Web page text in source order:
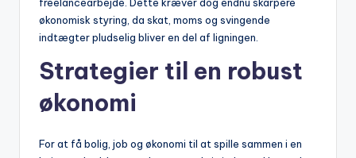
freelancearbejde. Dette kræver dog endnu skarpere
økonomisk styring, da skat, moms og svingende
indtægter pludselig bliver en del af ligningen.
Strategier til en robust
økonomi
For at få bolig, job og økonomi til at spille sammen i en